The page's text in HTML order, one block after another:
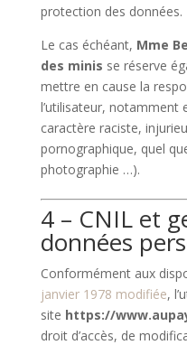
protection des données.
Le cas échéant, Mme
des minis se réserve
mettre en cause la
l’utilisateur, notamment
caractère raciste,
pornographique, quel
photographie …).
4 – CNIL et
données
Conformément aux
janvier 1978 modifiée,
site https://
droit d’accès, de